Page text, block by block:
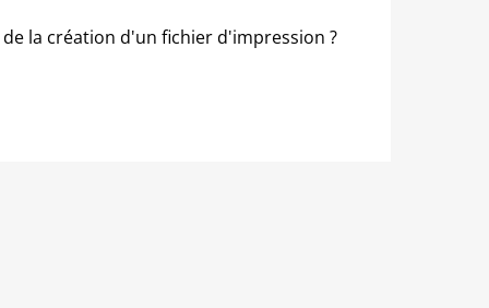
la création d'un fichier d'impression ?